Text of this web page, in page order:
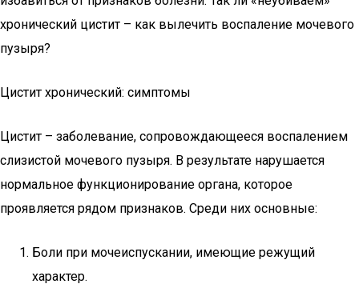
хронический цистит – как вылечить воспаление мочевого
пузыря?
Цистит хронический: симптомы
Цистит – заболевание, сопровождающееся воспалением
слизистой мочевого пузыря. В результате нарушается
нормальное функционирование органа, которое
проявляется рядом признаков. Среди них основные:
Боли при мочеиспускании, имеющие режущий
характер.